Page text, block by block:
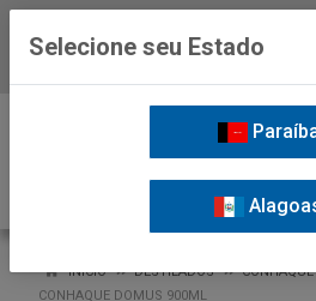
INÍCIO DESTILADOS
CONHAQUE
CONHAQUE DOMUS 900ML
Selecione seu Estado